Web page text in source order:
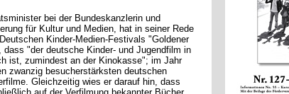
bei der Bundeskanzlerin und
für Kultur und Medien, hat in seiner Rede
Kinder-Medien-Festivals "Goldener
"der deutsche Kinder- und Jugendfilm in
ist, zumindest an der Kinokasse"; im Jahr
zwanzig besucherstärksten deutschen
Gleichzeitig wies er darauf hin, dass